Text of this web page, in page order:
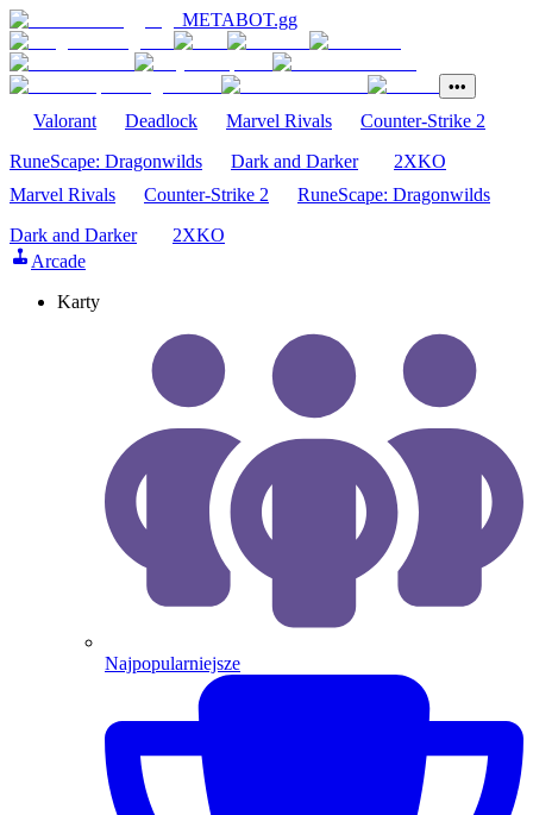
METABOT.gg
•••
Valorant Deadlock Marvel Rivals
Counter-Strike 2
RuneScape: Dragonwilds
Dark and Darker
2XKO
Marvel Rivals
Counter-Strike 2
RuneScape: Dragonwilds
Dark and Darker
2XKO
Arcade
Karty
Najpopularniejsze